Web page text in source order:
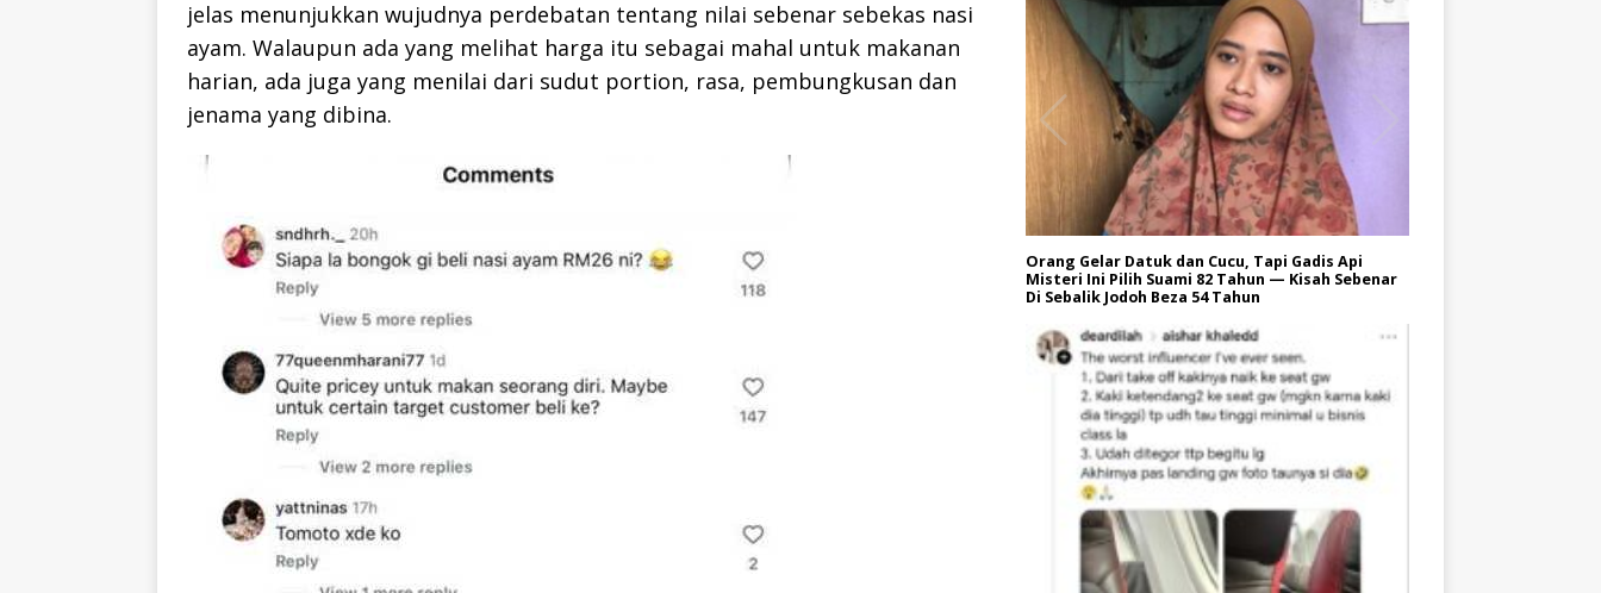
jelas menunjukkan wujudnya perdebatan tentang nilai sebenar sebekas nasi
ayam. Walaupun ada yang melihat harga itu sebagai mahal untuk makanan
harian, ada juga yang menilai dari sudut portion, rasa, pembungkusan dan
jenama yang dibina.
Orang Gelar Datuk dan Cucu, Tapi Gadis Api
Misteri Ini Pilih Suami 82 Tahun — Kisah Sebenar
Di Sebalik Jodoh Beza 54 Tahun